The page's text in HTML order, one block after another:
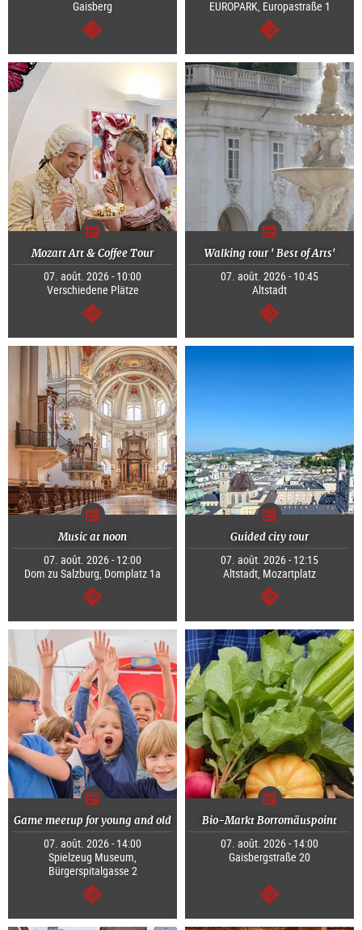
Gaisberg
Continuer
EUROPARK, Europastraße 1
Continuer
Mozart Art & Coffee Tour
07. août. 2026 - 10:00
Verschiedene Plätze
Continuer
Walking tour ' Best of Arts'
07. août. 2026 - 10:45
Altstadt
Continuer
Music at noon
07. août. 2026 - 12:00
Dom zu Salzburg, Domplatz 1a
Continuer
Guided city tour
07. août. 2026 - 12:15
Altstadt, Mozartplatz
Continuer
Game meetup for young and old
07. août. 2026 - 14:00
Spielzeug Museum,
Bürgerspitalgasse 2
Continuer
Bio-Markt Borromäuspoint
07. août. 2026 - 14:00
Gaisbergstraße 20
Continuer